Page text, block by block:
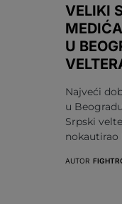
VELIKI
U
Najveći
u
Srpski
nokautirao
AUTOR